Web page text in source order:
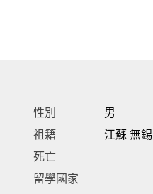
性別
男
祖籍
江蘇 無錫
死亡
留學國家